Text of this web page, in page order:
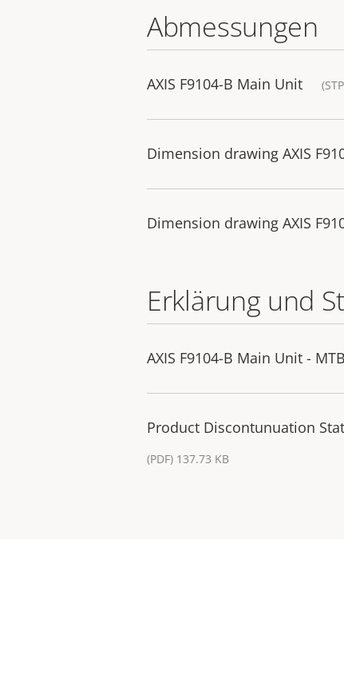
Abmessungen
AXIS F9104-B Main Unit
Dimension drawing AXIS
Dimension drawing AXIS
Erklärung und
AXIS F9104-B Main Unit -
Product Discontunuation
(PDF) 137.73 KB